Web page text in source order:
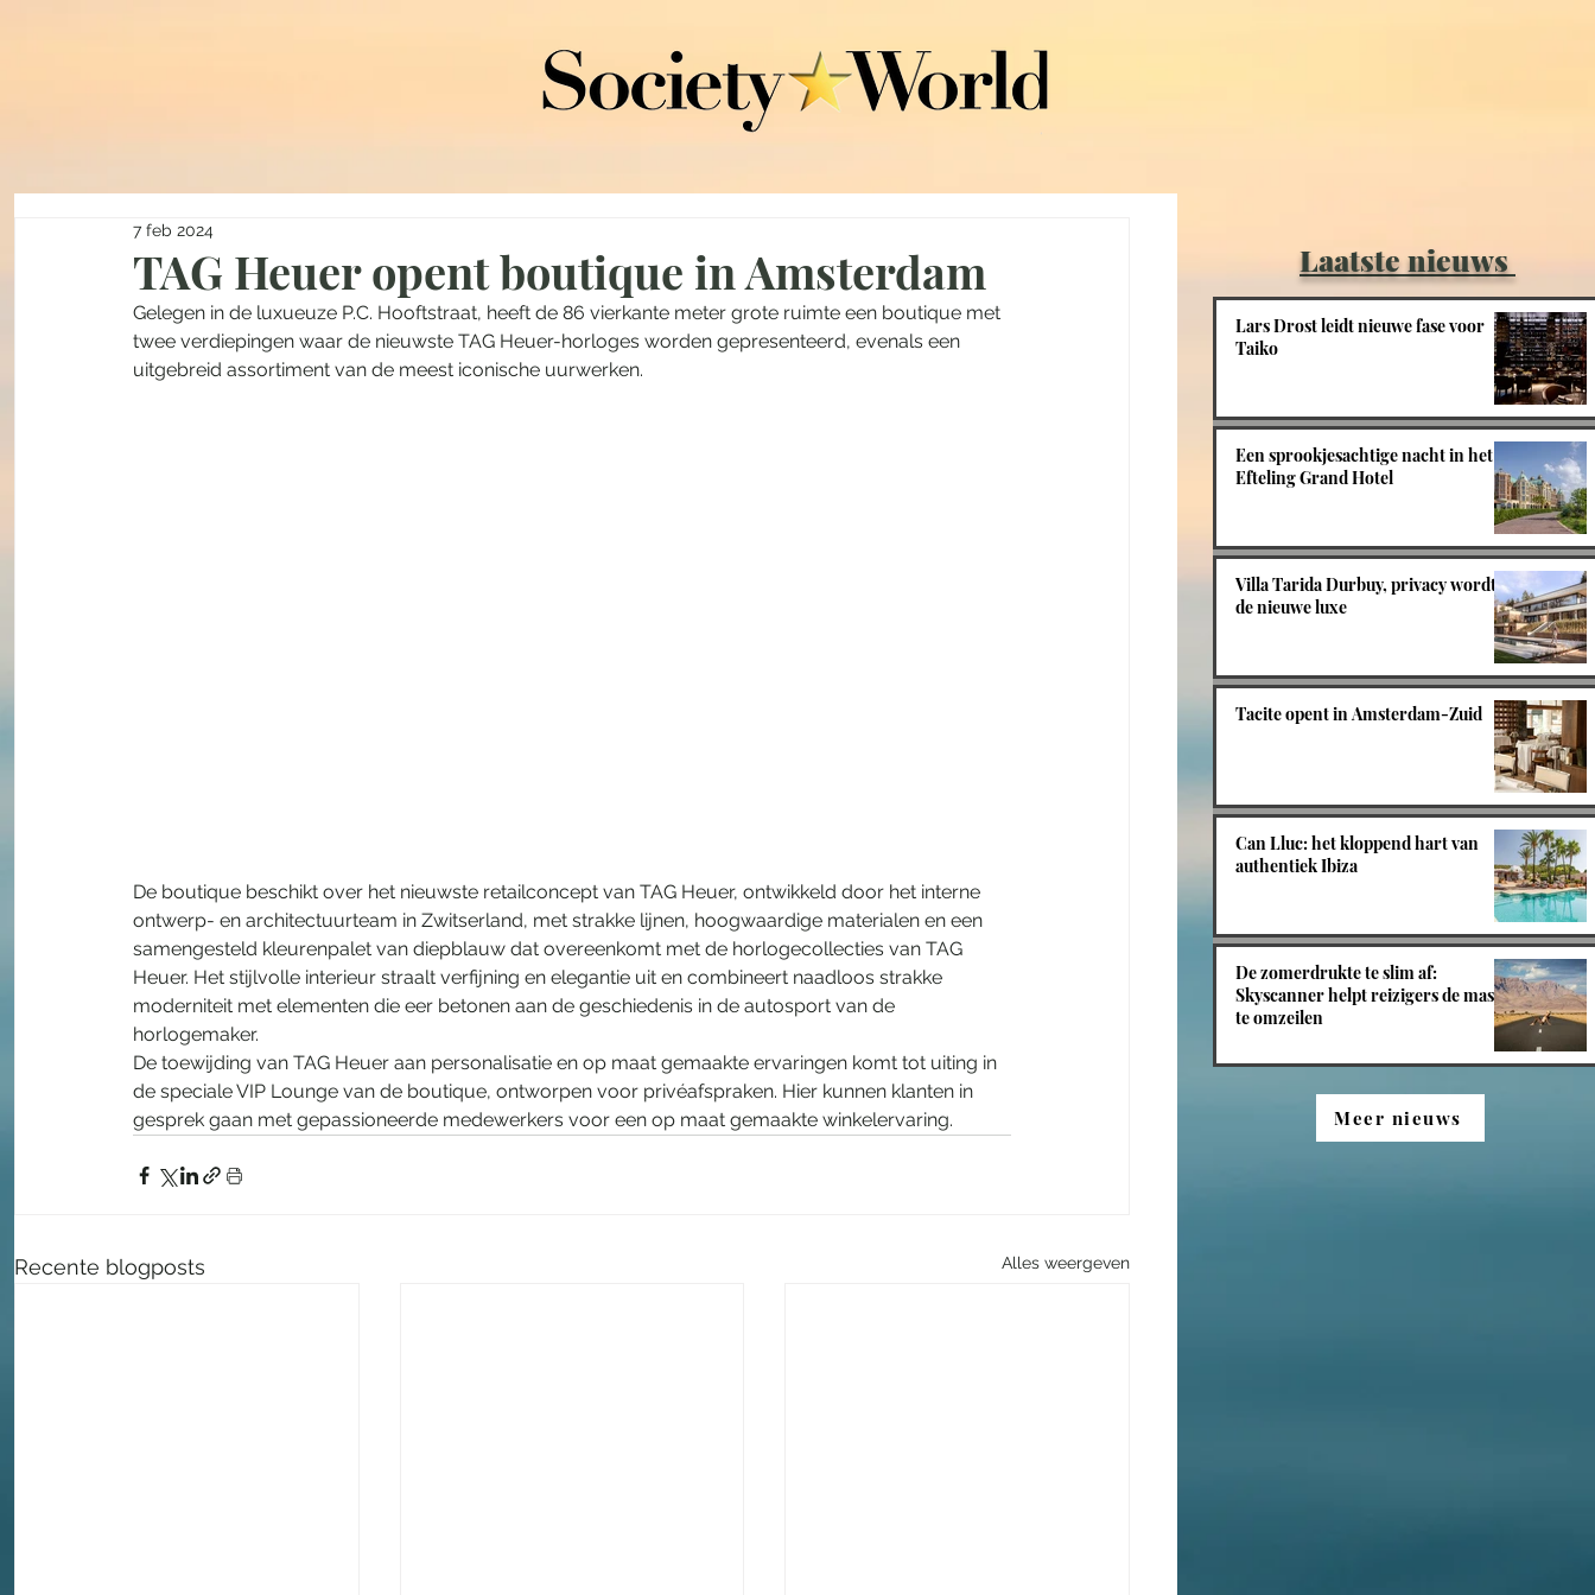
TAG Heuer opent boutique in Amsterdam
7 feb 2024
Gelegen in de luxueuze P.C. Hooftstraat, heeft de 86 vierkante meter grote ruimte een boutique met
twee verdiepingen waar de nieuwste TAG Heuer-horloges worden gepresenteerd, evenals een
uitgebreid assortiment van de meest iconische uurwerken.
De boutique beschikt over het nieuwste retailconcept van TAG Heuer, ontwikkeld door het interne
ontwerp- en architectuurteam in Zwitserland, met strakke lijnen, hoogwaardige materialen en een
samengesteld kleurenpalet van diepblauw dat overeenkomt met de horlogecollecties van TAG
Heuer. Het stijlvolle interieur straalt verfijning en elegantie uit en combineert naadloos strakke
moderniteit met elementen die eer betonen aan de geschiedenis in de autosport van de
horlogemaker.
De toewijding van TAG Heuer aan personalisatie en op maat gemaakte ervaringen komt tot uiting in
de speciale VIP Lounge van de boutique, ontworpen voor privéafspraken. Hier kunnen klanten in
gesprek gaan met gepassioneerde medewerkers voor een op maat gemaakte winkelervaring.
Recente blogposts Alles weergeven
Laatste nieuws
Lars Drost leidt nieuwe fase voor
Taiko
Een sprookjesachtige nacht in het
Efteling Grand Hotel
Villa Tarida Durbuy, privacy wordt
de nieuwe luxe
Tacite opent in Amsterdam-Zuid
Can Lluc: het kloppend hart van
authentiek Ibiza
De zomerdrukte te slim af:
Skyscanner helpt reizigers de massa
te omzeilen
Meer nieuws